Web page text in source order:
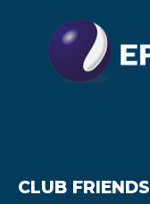
CLUB FRIENDS